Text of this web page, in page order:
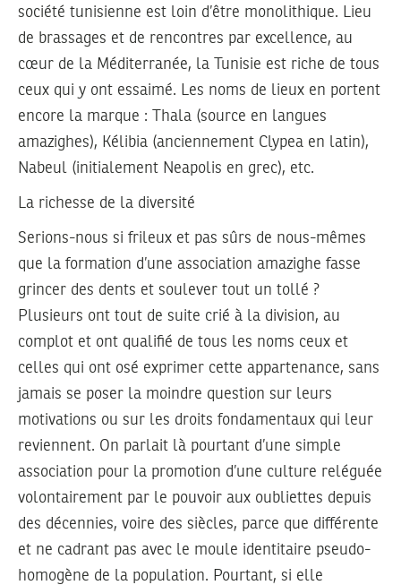
société tunisienne est loin d’être monolithique. Lieu
de brassages et de rencontres par excellence, au
cœur de la Méditerranée, la Tunisie est riche de tous
ceux qui y ont essaimé. Les noms de lieux en portent
encore la marque : Thala (source en langues
amazighes), Kélibia (anciennement Clypea en latin),
Nabeul (initialement Neapolis en grec), etc.
La richesse de la diversité
Serions-nous si frileux et pas sûrs de nous-mêmes
que la formation d’une association amazighe fasse
grincer des dents et soulever tout un tollé ?
Plusieurs ont tout de suite crié à la division, au
complot et ont qualifié de tous les noms ceux et
celles qui ont osé exprimer cette appartenance, sans
jamais se poser la moindre question sur leurs
motivations ou sur les droits fondamentaux qui leur
reviennent. On parlait là pourtant d’une simple
association pour la promotion d’une culture reléguée
volontairement par le pouvoir aux oubliettes depuis
des décennies, voire des siècles, parce que différente
et ne cadrant pas avec le moule identitaire pseudo-
homogène de la population. Pourtant, si elle